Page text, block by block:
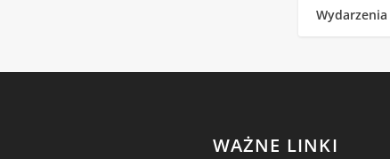
Wydarzenia
WAŻNE LINKI